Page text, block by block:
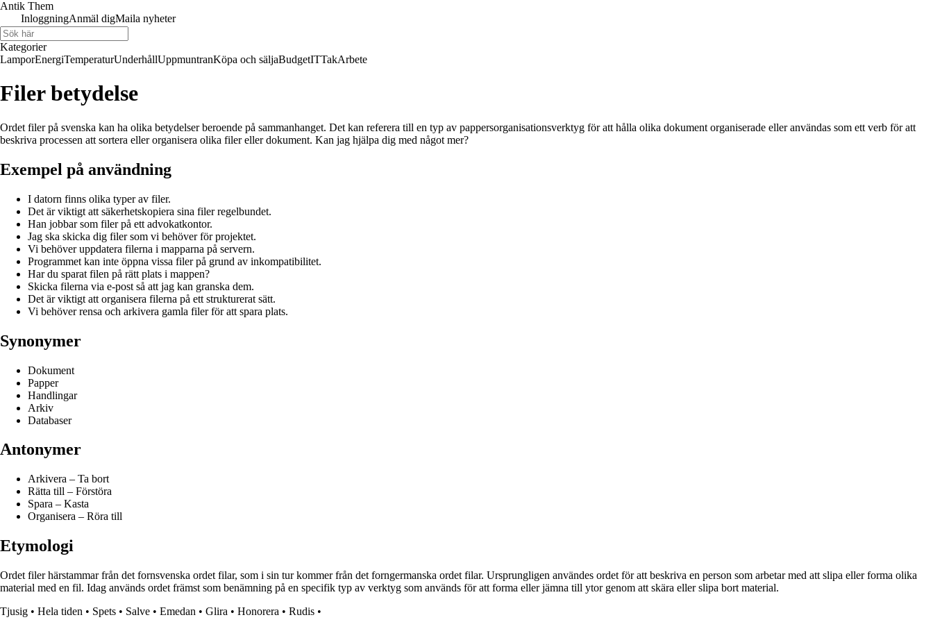
Antik Them
InloggningAnmäl digMaila nyheter
Kategorier
LamporEnergiTemperaturUnderhållUppmuntranKöpa och säljaBudgetITTakArbete
Filer betydelse
Ordet filer på svenska kan ha olika betydelser beroende på sammanhanget. Det kan referera till en typ av pappersorganisationsverktyg för att hålla olika dokument organiserade eller användas som ett verb för att
beskriva processen att sortera eller organisera olika filer eller dokument. Kan jag hjälpa dig med något mer?
Exempel på användning
I datorn finns olika typer av filer.
Det är viktigt att säkerhetskopiera sina filer regelbundet.
Han jobbar som filer på ett advokatkontor.
Jag ska skicka dig filer som vi behöver för projektet.
Vi behöver uppdatera filerna i mapparna på servern.
Programmet kan inte öppna vissa filer på grund av inkompatibilitet.
Har du sparat filen på rätt plats i mappen?
Skicka filerna via e-post så att jag kan granska dem.
Det är viktigt att organisera filerna på ett strukturerat sätt.
Vi behöver rensa och arkivera gamla filer för att spara plats.
Synonymer
Dokument
Papper
Handlingar
Arkiv
Databaser
Antonymer
Arkivera – Ta bort
Rätta till – Förstöra
Spara – Kasta
Organisera – Röra till
Etymologi
Ordet filer härstammar från det fornsvenska ordet filar, som i sin tur kommer från det forngermanska ordet filar. Ursprungligen användes ordet för att beskriva en person som arbetar med att slipa eller forma olika
material med en fil. Idag används ordet främst som benämning på en specifik typ av verktyg som används för att forma eller jämna till ytor genom att skära eller slipa bort material.
Tjusig • Hela tiden • Spets • Salve • Emedan • Glira • Honorera • Rudis •